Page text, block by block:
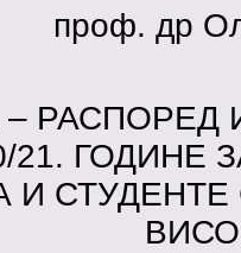
проф. др
–
21. ГОДИНЕ
И